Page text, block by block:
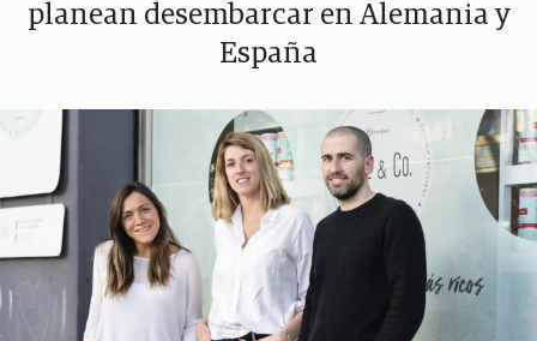
planean desembarcar en Alemania y
España